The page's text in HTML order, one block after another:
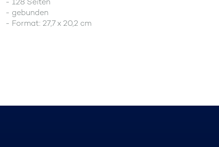
- gebunden
- Format: 27,7 x 20,2 cm